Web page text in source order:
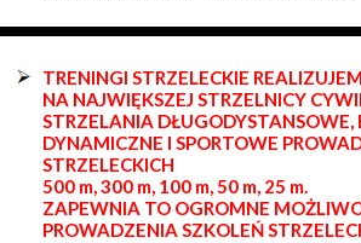
TRENINGI STRZELECKIE
NA NAJWIĘKSZEJ STRZELNICY
STRZELANIA DŁUGODYSTANSOWE,
DYNAMICZNE I SPORTOWE
STRZELECKICH
500 m, 300 m, 100 m, 50 m, 25 m.
ZAPEWNIA TO OGROMNE
PROWADZENIA SZKOLEŃ